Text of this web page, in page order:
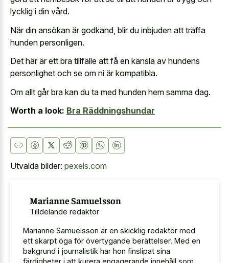
lycklig i din vård.
När din ansökan är godkänd, blir du inbjuden att träffa
hunden personligen.
Det här är ett bra tillfälle att få en känsla av hundens
personlighet och se om ni är kompatibla.
Om allt går bra kan du ta med hunden hem samma dag.
Worth a look: Bra Räddningshundar
Utvalda bilder: pexels.com
Marianne Samuelsson
Tilldelande redaktör
Marianne Samuelsson är en skicklig redaktör med
ett skarpt öga för övertygande berättelser. Med en
bakgrund i journalistik har hon finslipat sina